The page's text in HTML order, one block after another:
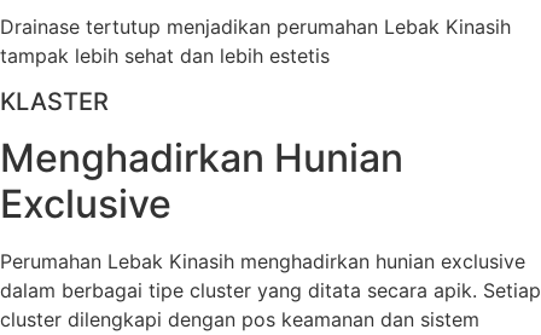
Drainase tertutup menjadikan perumahan Lebak Kinasih
tampak lebih sehat dan lebih estetis
KLASTER
Menghadirkan Hunian
Exclusive
Perumahan Lebak Kinasih menghadirkan hunian exclusive
dalam berbagai tipe cluster yang ditata secara apik. Setiap
cluster dilengkapi dengan pos keamanan dan sistem